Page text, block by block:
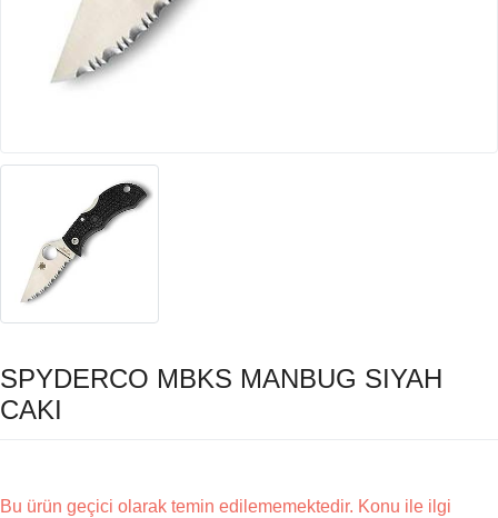
SPYDERCO MBKS MANBUG SIYAH
CAKI
Bu ürün geçici olarak temin edilememektedir. Konu ile ilgi